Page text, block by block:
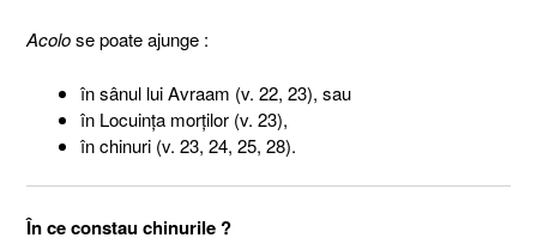
Acolose poate ajunge :
în sânul lui Avraam (v. 22, 23), sau
în Locuinţa morţilor (v. 23),
în chinuri (v. 23, 24, 25, 28).
În ce constau chinurile ?